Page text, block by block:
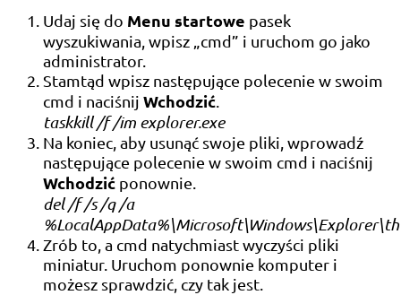
Udaj się do Menu startowe pasek
wyszukiwania, wpisz „cmd” i uruchom go jako
administrator.
Stamtąd wpisz następujące polecenie w swoim
cmd i naciśnij Wchodzić.
taskkill /f /im explorer.exe
Na koniec, aby usunąć swoje pliki, wprowadź
następujące polecenie w swoim cmd i naciśnij
Wchodzić ponownie.
del /f /s /q /a
Zrób to, a cmd natychmiast wyczyści pliki
miniatur. Uruchom ponownie komputer i
możesz sprawdzić, czy tak jest.